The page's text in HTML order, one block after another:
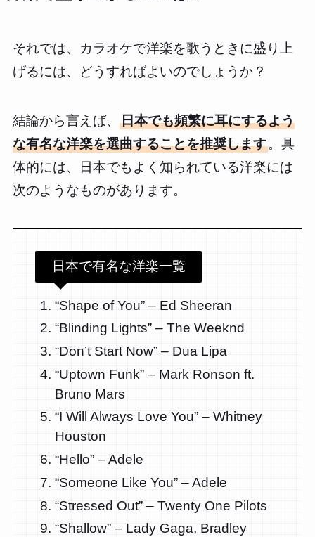
それでは、カラオケで洋楽を歌うときに盛り上
げるには、どうすればよいのでしょうか？
結論から言えば、 日本でも頻繁に耳にするよう
な有名な洋楽を選曲することを推奨します。具
体的には、日本でもよく知られている洋楽には
次のようなものがあります。
日本で有名な洋楽一覧
“Shape of You” – Ed Sheeran
“Blinding Lights” – The Weeknd
“Don’t Start Now” – Dua Lipa
“Uptown Funk” – Mark Ronson ft.
Bruno Mars
“I Will Always Love You” – Whitney
Houston
“Hello” – Adele
“Someone Like You” – Adele
“Stressed Out” – Twenty One Pilots
“Shallow” – Lady Gaga, Bradley